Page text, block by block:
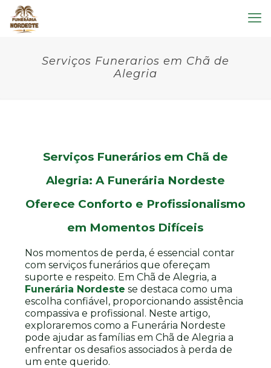
Serviços Funerarios em Chã de
Alegria
Serviços Funerários em Chã de
Alegria: A Funerária Nordeste
Oferece Conforto e Profissionalismo
em Momentos Difíceis
Nos momentos de perda, é essencial contar
com serviços funerários que ofereçam
suporte e respeito. Em Chã de Alegria, a
Funerária Nordeste se destaca como uma
escolha confiável, proporcionando assistência
compassiva e profissional. Neste artigo,
exploraremos como a Funerária Nordeste
pode ajudar as famílias em Chã de Alegria a
enfrentar os desafios associados à perda de
um ente querido.